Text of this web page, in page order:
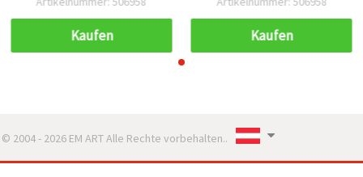
Kaufen Kaufen
© 2004 - 2026 EM ART Alle Rechte vorbehalten..